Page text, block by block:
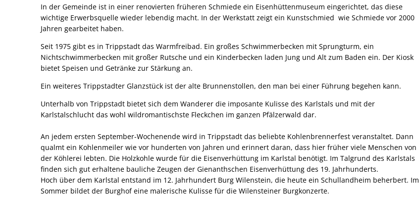
In der Gemeinde ist in einer renovierten früheren Schmiede ein Eisenhüttenmuseum eingerichtet, das diese
wichtige Erwerbsquelle wieder lebendig macht. In der Werkstatt zeigt ein Kunstschmied wie Schmiede vor 2000
Jahren gearbeitet haben.
Seit 1975 gibt es in Trippstadt das Warmfreibad. Ein großes Schwimmerbecken mit Sprungturm, ein
Nichtschwimmerbecken mit großer Rutsche und ein Kinderbecken laden Jung und Alt zum Baden ein. Der Kiosk
bietet Speisen und Getränke zur Stärkung an.
Ein weiteres Trippstadter Glanzstück ist der alte Brunnenstollen, den man bei einer Führung begehen kann.
Unterhalb von Trippstadt bietet sich dem Wanderer die imposante Kulisse des Karlstals und mit der
Karlstalschlucht das wohl wildromantischste Fleckchen im ganzen Pfälzerwald dar.
An jedem ersten September-Wochenende wird in Trippstadt das beliebte Kohlenbrennerfest veranstaltet. Dann
qualmt ein Kohlenmeiler wie vor hunderten von Jahren und erinnert daran, dass hier früher viele Menschen von
der Köhlerei lebten. Die Holzkohle wurde für die Eisenverhüttung im Karlstal benötigt. Im Talgrund des Karlstals
finden sich gut erhaltene bauliche Zeugen der Gienanthschen Eisenverhüttung des 19. Jahrhunderts.
Hoch über dem Karlstal entstand im 12. Jahrhundert Burg Wilenstein, die heute ein Schullandheim beherbert. Im
Sommer bildet der Burghof eine malerische Kulisse für die Wilensteiner Burgkonzerte.